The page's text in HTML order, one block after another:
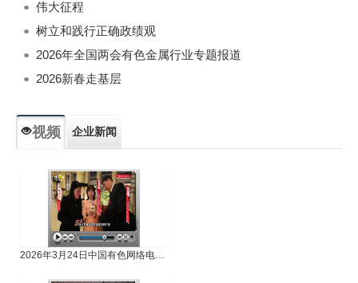
伟大征程
树立和践行正确政绩观
2026年全国两会有色金属行业专题报道
2026新春走基层
视频 企业新闻
2026年3月24日中国有色网络电视新闻